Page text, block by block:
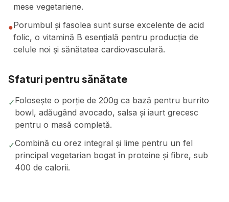
mese vegetariene.
●Porumbul și fasolea sunt surse excelente de acid
folic, o vitamină B esențială pentru producția de
celule noi și sănătatea cardiovasculară.
Sfaturi pentru sănătate
✓Folosește o porție de 200g ca bază pentru burrito
bowl, adăugând avocado, salsa și iaurt grecesc
pentru o masă completă.
✓Combină cu orez integral și lime pentru un fel
principal vegetarian bogat în proteine și fibre, sub
400 de calorii.